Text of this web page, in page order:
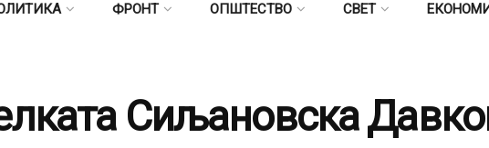
ФРОНТ ОПШТЕСТВО СВЕТ
Сиљановска